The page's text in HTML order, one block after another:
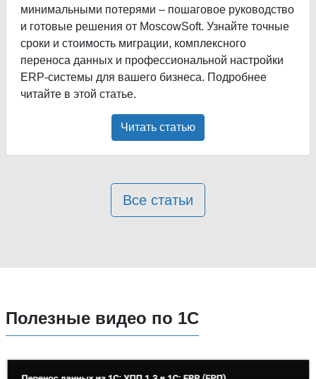
минимальными потерями – пошаговое руководство
и готовые решения от MoscowSoft. Узнайте точные
сроки и стоимость миграции, комплексного
переноса данных и профессиональной настройки
ERP-системы для вашего бизнеса. Подробнее
читайте в этой статье.
Читать статью
Все статьи
Полезные видео по 1С